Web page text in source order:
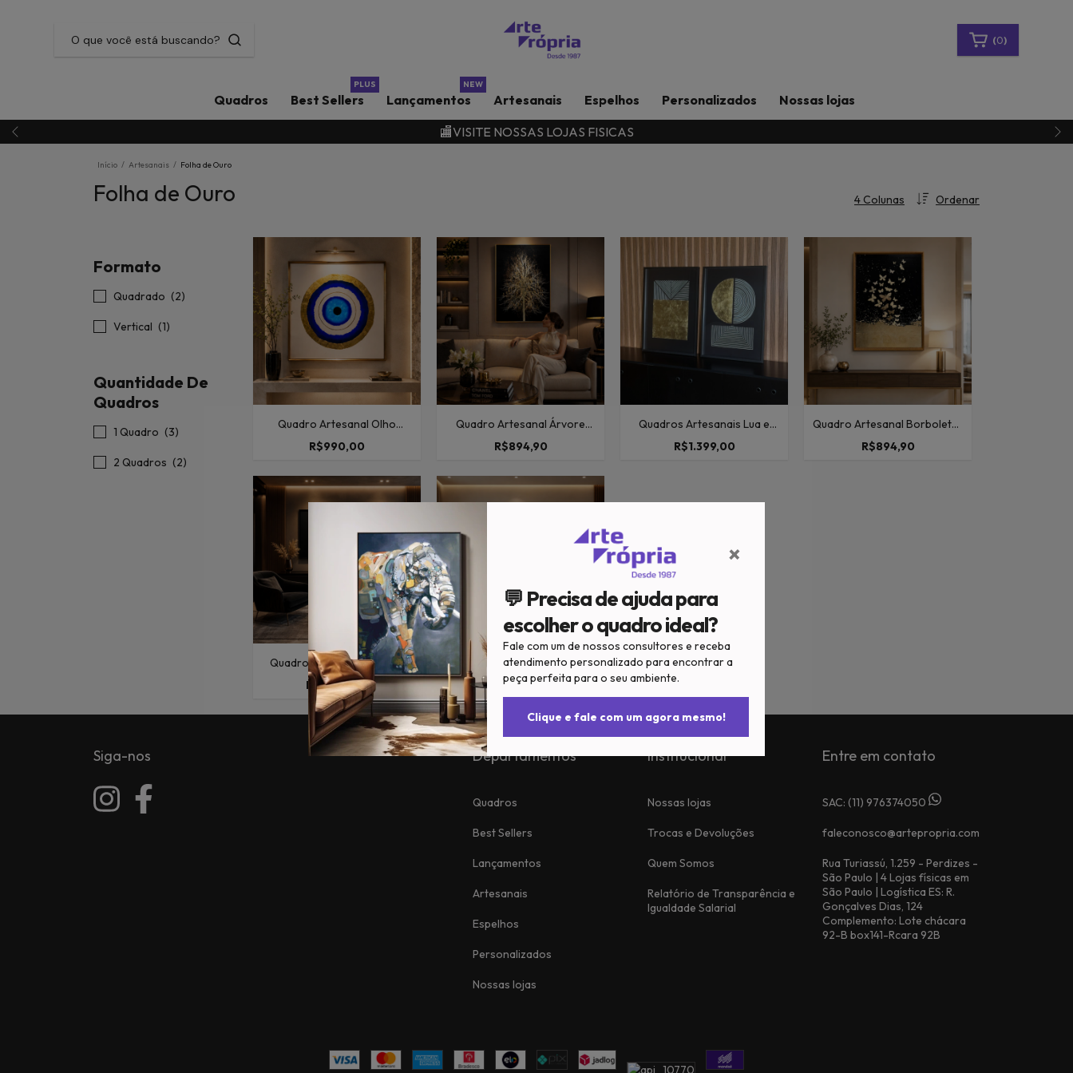
🏬VISITE NOSSAS LOJAS FISICAS
(0)
Quadros Best Sellers Lançamentos Artesanais Espelhos Personalizados Nossas lojas
×
💬 Precisa de ajuda para
escolher o quadro ideal?
Fale com um de nossos consultores e receba
atendimento personalizado para encontrar a
peça perfeita para o seu ambiente.
Clique e fale com um agora mesmo!
Início / Artesanais / Folha de Ouro
Folha de Ouro Ordenar
Formato
Quadrado (2)
Vertical (1)
Quantidade De
Quadros
1 Quadro (3)
2 Quadros (2)
Quadro Artesanal Olho
Grego Com Folha De Ouro
Com Vidro 100x100cm
R$990,00
Quadro Artesanal Árvore
Com Folha de Ouro Com
Vidro 70x100cm
R$894,90
Quadros Artesanais Lua e
Quadrado com Folha de Ouro
Com Vidro 50x70cm
R$1.399,00
Quadro Artesanal Borboletas
Com Folha de Ouro Com
Vidro 70x100cm
R$894,90
Quadros Artesanais Pedra
Stone com Folha de Ouro
Com Vidro 80x80cm
R$1.998,00
Quadro Artesanal Luas Com
Folha de Ouro com Vidro
R$894,90
Siga-nos Departamentos
Quadros
Best Sellers
Lançamentos
Artesanais
Espelhos
Personalizados
Nossas lojas
Institucional
Nossas lojas
Trocas e Devoluções
Quem Somos
Relatório de Transparência e
Igualdade Salarial
Entre em contato
SAC: (11) 976374050
faleconosco@artepropria.com
Rua Turiassú, 1.259 - Perdizes -
São Paulo | 4 Lojas físicas em
São Paulo | Logística ES: R.
Gonçalves Dias, 124
Complemento: Lote chácara
92-B box141-Rcara 92B